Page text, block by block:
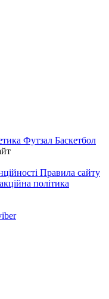
Футзал Баскетбол
Правила сайту
політика